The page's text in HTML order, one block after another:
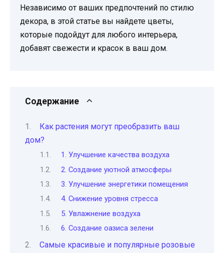
Независимо от ваших предпочтений по стилю
декора, в этой статье вы найдете цветы,
которые подойдут для любого интерьера,
добавят свежести и красок в ваш дом.
Содержание
Как растения могут преобразить ваш
дом?
1. Улучшение качества воздуха
2. Создание уютной атмосферы
3. Улучшение энергетики помещения
4. Снижение уровня стресса
5. Увлажнение воздуха
6. Создание оазиса зелени
Самые красивые и популярные розовые